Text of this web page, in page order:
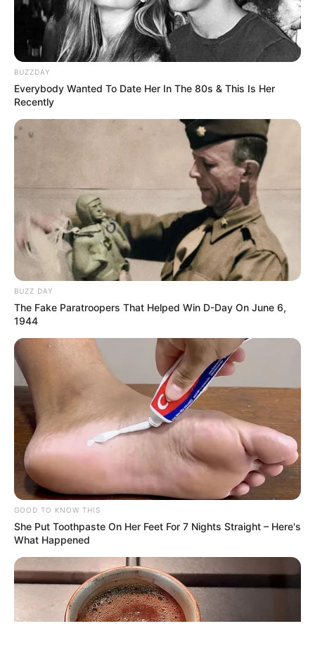
TAGS
ΕΥΒΟΙΑ
ΤΑΥΤΟΤΗΤΑ ΚΑΙ ΕΠΙΚΟΙΝΩΝΙΑ ΟΡΟΙ ΧΡΗΣΗΣ
© 2025 EVIANEWS του Γιώργου Κουτσελίνη
BUZZDAY
Everybody Wanted To Date Her In The 80s & This Is Her
Recently
BUZZ DAY
The Fake Paratroopers That Helped Win D-Day On June 6,
1944
GOOD TO KNOW THIS
She Put Toothpaste On Her Feet For 7 Nights Straight – Here's
What Happened